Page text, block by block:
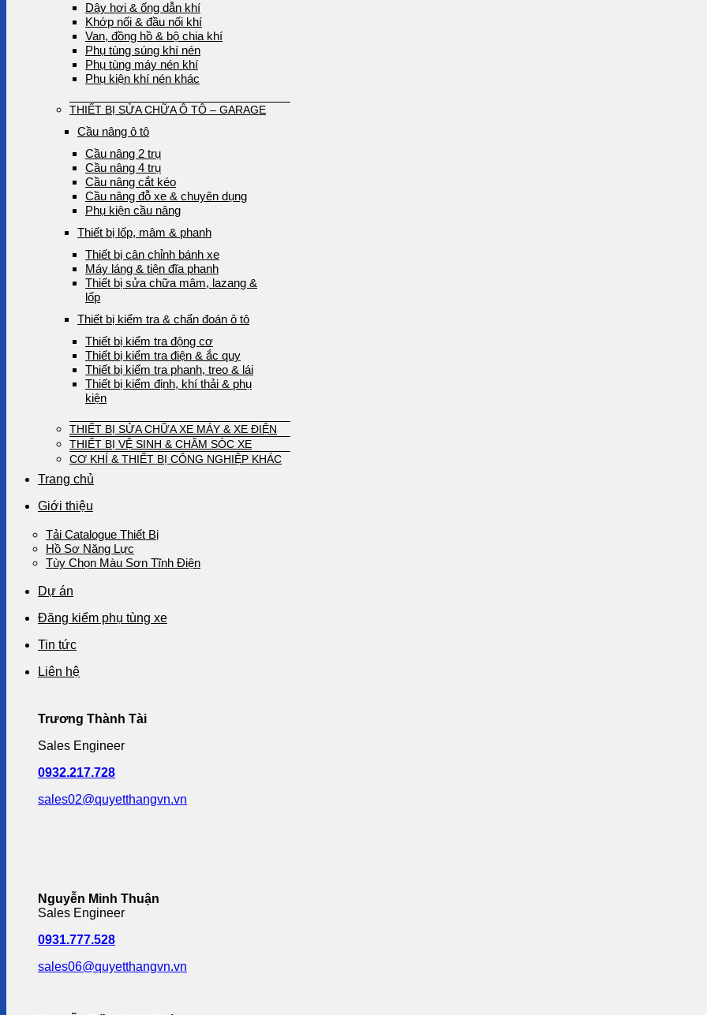
Dây hơi & ống dẫn khí
Khớp nối & đầu nối khí
Van, đồng hồ & bộ chia khí
Phụ tùng súng khí nén
Phụ tùng máy nén khí
Phụ kiện khí nén khác
THIẾT BỊ SỬA CHỮA Ô TÔ – GARAGE
Cầu nâng ô tô
Cầu nâng 2 trụ
Cầu nâng 4 trụ
Cầu nâng cắt kéo
Cầu nâng đỗ xe & chuyên dụng
Phụ kiện cầu nâng
Thiết bị lốp, mâm & phanh
Thiết bị cân chỉnh bánh xe
Máy láng & tiện đĩa phanh
Thiết bị sửa chữa mâm, lazang &
lốp
Thiết bị kiểm tra & chẩn đoán ô tô
Thiết bị kiểm tra động cơ
Thiết bị kiểm tra điện & ắc quy
Thiết bị kiểm tra phanh, treo & lái
Thiết bị kiểm định, khí thải & phụ
kiện
THIẾT BỊ SỬA CHỮA XE MÁY & XE ĐIỆN
THIẾT BỊ VỆ SINH & CHĂM SÓC XE
CƠ KHÍ & THIẾT BỊ CÔNG NGHIỆP KHÁC
Trang chủ
Giới thiệu
Tải Catalogue Thiết Bị
Hồ Sơ Năng Lực
Tùy Chọn Màu Sơn Tĩnh Điện
Dự án
Đăng kiểm phụ tùng xe
Tin tức
Liên hệ
Trương Thành Tài
Sales Engineer
0932.217.728
sales02@quyetthangvn.vn
Nguyễn Minh Thuận
Sales Engineer
0931.777.528
sales06@quyetthangvn.vn